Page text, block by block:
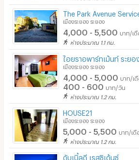
The Park Avenue
เมืองระยอง ระยอง
4,000 - 5,500 บาท/เดื
ห่างประมาณ 1.1 กม.
ไอยราอพาร์ทเม้นท์ ระยอ
เมืองระยอง ระยอง
4,000 - 5,000 บาท/เ
400 - 600 บาท/วัน
ห่างประมาณ 1.2 กม.
HOUSE21
เมืองระยอง ระยอง
5,000 - 5,500 บาท/เดื
ห่างประมาณ 1.2 กม.
ดับเบิ้ลดี เรสซิเด้นซ์